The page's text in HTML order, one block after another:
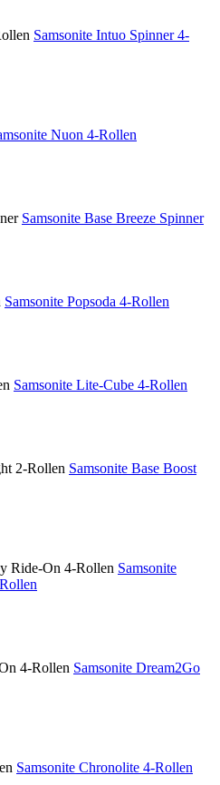
Samsonite Intuo Spinner 4-
Nuon 4-Rollen
Samsonite Base Breeze Spinner
Samsonite Popsoda 4-Rollen
Samsonite Lite-Cube 4-Rollen
Samsonite Base Boost
Samsonite
Samsonite Dream2Go
Samsonite Chronolite 4-Rollen